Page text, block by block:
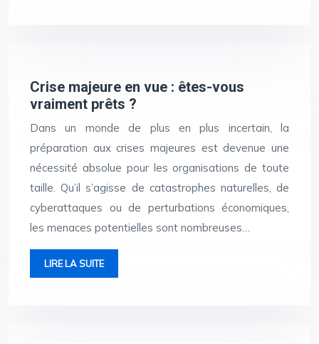
Crise majeure en vue : êtes-vous
vraiment prêts ?
Dans un monde de plus en plus incertain, la
préparation aux crises majeures est devenue une
nécessité absolue pour les organisations de toute
taille. Qu’il s’agisse de catastrophes naturelles, de
cyberattaques ou de perturbations économiques,
les menaces potentielles sont nombreuses…
LIRE LA SUITE